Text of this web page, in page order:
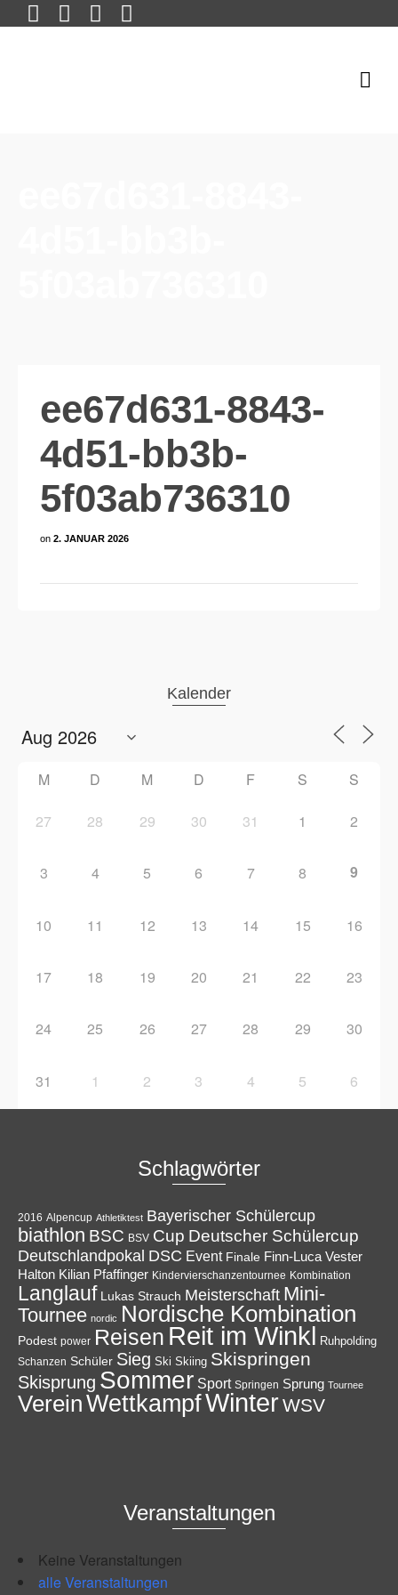
ee67d631-8843-
4d51-bb3b-
5f03ab736310
on 2. JANUAR 2026
Kalender
M D M D F S S
27 28 29 30 31 1 2
3 4 5 6 7 8 9
10 11 12 13 14 15 16
17 18 19 20 21 22 23
24 25 26 27 28 29 30
31 1 2 3 4 5 6
Schlagwörter
2016 Alpencup Athletiktest Bayerischer Schülercup
biathlon BSC BSV Cup Deutscher Schülercup
Deutschlandpokal DSC Event Finale Finn-Luca Vester
Halton Kilian Pfaffinger Kindervierschanzentournee Kombination
Langlauf Lukas Strauch Meisterschaft Mini-
Tournee nordic Nordische Kombination
Podest power Reisen Reit im Winkl Ruhpolding
Schanzen Schüler Sieg Ski Skiing Skispringen
Skisprung Sommer Sport Springen Sprung Tournee
VereinWettkampfWinterWSV
Veranstaltungen
Keine Veranstaltungen
alle Veranstaltungen